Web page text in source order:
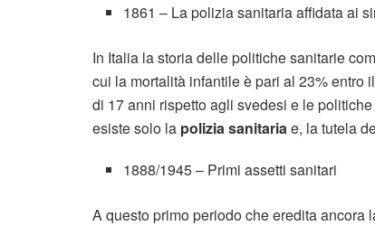
1861 – La polizia sanitaria affidata ai
In Italia la storia delle politiche sanitarie
cui la mortalità infantile è pari al 23%
di 17 anni rispetto agli svedesi e le
esiste solo la polizia sanitariae, la tutela
1888/1945 – Primi assetti sanitari
A questo primo periodo che eredita